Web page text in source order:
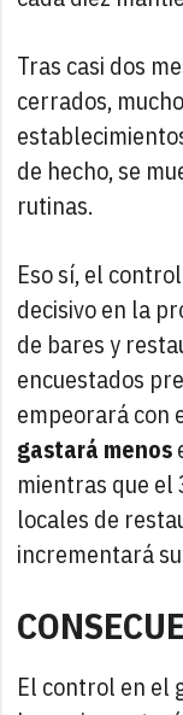
Tras casi dos
cerrados,
de hecho, se
rutinas.
Eso sí, el
decisivo en la
de bares y
encuestados
empeorará con
gastará menos
mientras que el
locales de
incrementará
El control en el